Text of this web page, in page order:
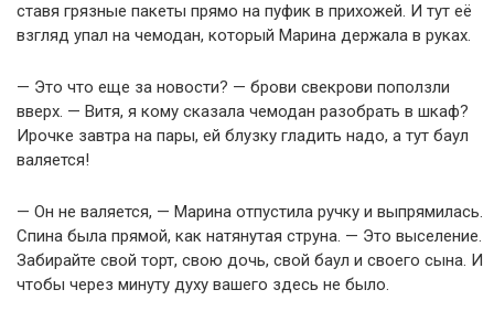
ставя грязные пакеты прямо на пуфик в прихожей. И тут её
взгляд упал на чемодан, который Марина держала в руках.
— Это что еще за новости? — брови свекрови поползли
вверх. — Витя, я кому сказала чемодан разобрать в шкаф?
Ирочке завтра на пары, ей блузку гладить надо, а тут баул
валяется!
— Он не валяется, — Марина отпустила ручку и выпрямилась.
Спина была прямой, как натянутая струна. — Это выселение.
Забирайте свой торт, свою дочь, свой баул и своего сына. И
чтобы через минуту духу вашего здесь не было.